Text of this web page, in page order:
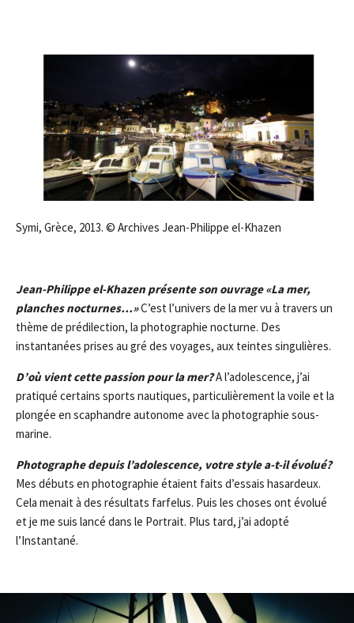
Symi, Grèce, 2013. © Archives Jean-Philippe el-Khazen
Jean-Philippe el-Khazen présente son ouvrage «La mer,
planches nocturnes…»C’est l’univers de la mer vu à travers un
thème de prédilection, la photographie nocturne. Des
instantanées prises au gré des voyages, aux teintes singulières.
D’où vient cette passion pour la mer?A l’adolescence, j’ai
pratiqué certains sports nautiques, particulièrement la voile et la
plongée en scaphandre autonome avec la photographie sous-
marine.
Photographe depuis l’adolescence, votre style a-t-il évolué?
Mes débuts en photographie étaient faits d’essais hasardeux.
Cela menait à des résultats farfelus. Puis les choses ont évolué
et je me suis lancé dans le Portrait. Plus tard, j’ai adopté
l’Instantané.